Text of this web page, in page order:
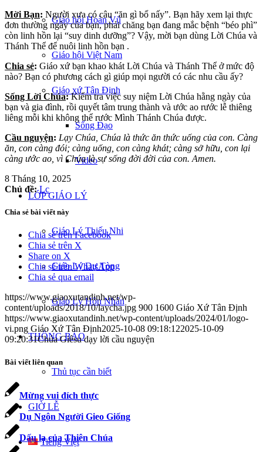
Giáo hội Hoàn Vũ
Giáo hội Việt Nam
Giáo xứ Tân Định
Sống Đạo
Video
LỚP GIÁO LÝ
Giáo Lý Thiếu Nhi
Giáo Lý Dự Tòng
Giáo Lý Hôn Nhân
THÔNG BÁO
Thủ tục cần biết
GIỜ LỄ
Tiếng Việt
Mời Bạn: Người xưa có câu “ăn gì bổ nấy”. Bạn hãy xem lại thực
đơn thường ngày của bạn, phải chăng bạn đang mắc bệnh “béo phì”
còn linh hồn lại “suy dinh dưỡng”? Vậy, mời bạn dùng Lời Chúa và
Thánh Thể để nuôi linh hồn bạn .
Chia sẻ: Giáo xứ bạn khao khát Lời Chúa và Thánh Thể ở mức độ
nào? Bạn có phương cách gì giúp mọi người có các nhu cầu ấy?
Sống Lời Chúa:Kiểm tra việc suy niệm Lời Chúa hằng ngày của
bạn và gia đình, rồi quyết tâm trung thành và ước ao rước lễ thiêng
liêng mỗi khi không thể rước Mình Thánh Chúa được.
Cầu nguyện: Lạy Chúa, Chúa là thức ăn thức uống của con. Càng
ăn, con càng đói; càng uống, con càng khát; càng sở hữu, con lại
càng ước ao, vì Chúa là sự sống đời đời của con. Amen.
8 Tháng 10, 2025
Chủ đề: Lc
Chia sẻ bài viết này
Chia sẻ trên Facebook
Chia sẻ trên X
Share on X
Chia sẻ trên WhatsApp
Chia sẻ qua email
https://www.giaoxutandinh.net/wp-
content/uploads/2018/10/laycha.jpg 900 1600 Giáo Xứ Tân Định
https://www.giaoxutandinh.net/wp-content/uploads/2024/01/logo-
vi.png Giáo Xứ Tân Định2025-10-08 09:18:122025-10-09
09:20:31Chúa Giêsu dạy lời cầu nguyện
Bài viết liên quan
Mừng vui đích thực
Dụ Ngôn Người Gieo Giống
Dấu lạ của Thiên Chúa